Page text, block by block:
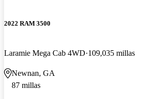
2022 RAM 3500
Laramie Mega Cab 4WD 109,035 millas
Newnan, GA
87 millas